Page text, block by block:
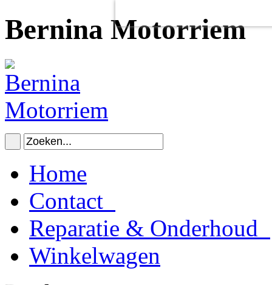
Bernina Motorriem
Home
Contact
Reparatie & Onderhoud
Winkelwagen